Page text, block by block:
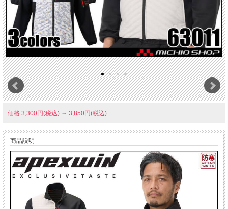
価格:3,300円(税込) ～ 3,850円(税込)
商品説明